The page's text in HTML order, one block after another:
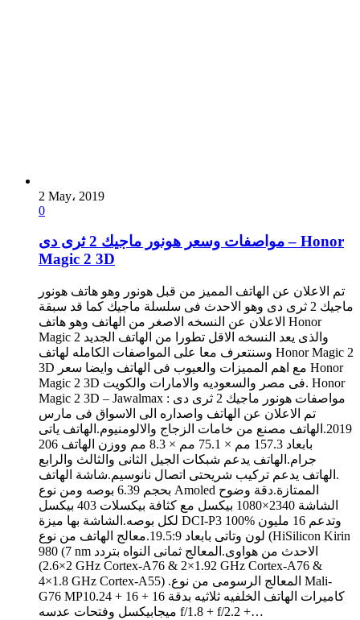
2 May، 2019
0
مواصفات وسعر هونور ماجيك 2 ثرى دى – Honor
Magic 2 3D
تم الاعلان عن الهاتف المميز من قبل هونور وهو هاتف هونور
ماجيك 2 ثرى دى وهو الاحدث فى سلسلة ماجيك كما قد سبقة
الاعلان عن النسخه الاصغر من الهاتف وهو هاتف Honor
Magic 2 والذى يعد النسخه الاقل تطورا من الهاتف الجديد
وسنتعرف معا على المواصفات الكامله لهاتف Honor Magic 2
3D مع اهم المميزات والعيوب فى الهاتف وايضا سعر Honor
Magic 2 3D فى مصر والسعوديه والامارات والكويت. Honor
Magic 2 3D – Jawalmax مواصفات هونور ماجيك 2 ثرى دى :
تم الاعلان عن الهاتف واصداره الى الاسواق فى مارس
2019.الهاتف مصنع من خامات الزجاج والالومنيوم.الهاتف ياتى
بابعاد 157.3 مم × 75.1 مم × 8.3 مم ووزن الهاتف 206
جرام.الهاتف يدعم شبكات الجيل الثانى والثالث والرابع
.الهاتف يدعم تركيب شريحتى اتصال نانوسيم.شاشة الهاتف
بحجم 6.39 بوصه ومن نوع Amoled الممتازة.دقة وضوح
الشاشة 2340×1080 بيكسل مع كثافة بيكسلات 403 بيكسل
لكل بوصه.الشاشة بها ميزة DCI-P3 100% وتدعم 16 مليون
لون وتاتى بابعاد 19.5:9.معالج الهاتف من نوع (HiSilicon Kirin
980 (7 nm الاحدث من هواوى.المعالج ثمانى النواه بتردد
(2×2.6 GHz Cortex-A76 & 2×1.92 GHz Cortex-A76 &
4×1.8 GHz Cortex-A55) .المعالج الرسومى من نوع Mali-
G76 MP10.كاميرات الهاتف الخلفيه ثلاثيه بدقة 16 + 16 + 24
ميجابيكسل وفتحات عدسه f/1.8 + f/2.2 +…